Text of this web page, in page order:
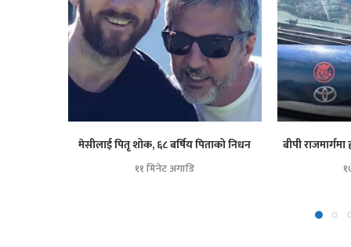
मेसीलाई पितृ शोक, ६८ बर्षिय पिताको निधन
११ मिनेट अगाडि
बीपी